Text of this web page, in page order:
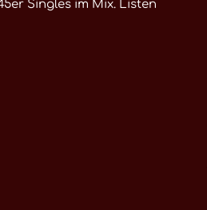
Singles im Mix. Listen